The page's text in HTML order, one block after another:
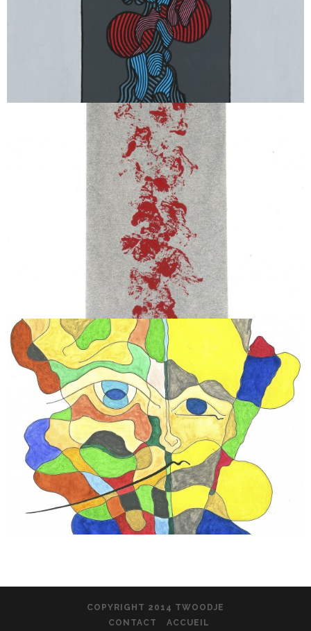
COPYRIGHT 2014 TWOODJE
CONTACT
ACCUEIL